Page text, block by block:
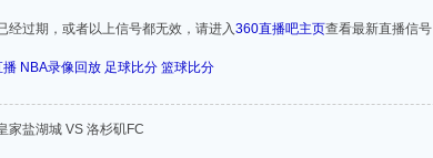
经过期，或者以上信号都无效，请进入360直播吧主页查看最新直播信号
播 NBA录像回放 足球比分 篮球比分
家盐湖城 VS 洛杉矶FC